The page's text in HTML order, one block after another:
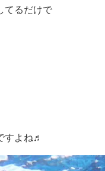
てるだけで
すよね♬